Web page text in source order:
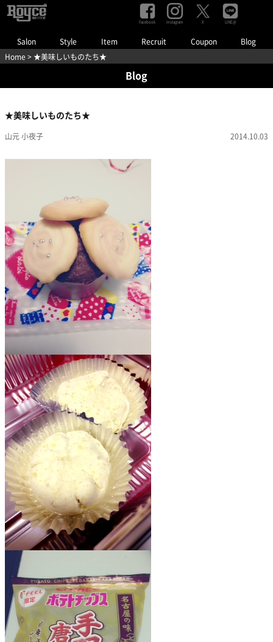
Salon Style Item Recruit Coupon Blog
Facebook Instagram X LINE@
Home > ★美味しいものたち★
Blog
★美味しいものたち★
山元 小夜子 2014.10.03